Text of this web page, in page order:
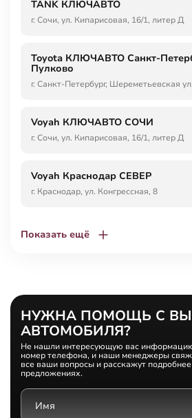
TANK КЛЮЧАВТО
г. Сочи, ул. Кипарисовая, 16/1, литер Д
Toyota КЛЮЧАВТО Санкт-
Пулково
г. Санкт-Петербург, Шереметьевская
Voyah КЛЮЧАВТО СОЧИ
г. Сочи, ул. Кипарисовая, 16/1, литер Д
Voyah Краснодар СЕВЕР
г. Краснодар, ул. Конгрессная, 8
Показать ещё
НУЖНА ПОМОЩЬ С
АВТОМОБИЛЯ?
Не нашли интересующую вас
номер телефона, и наши менеджеры
все ваши вопросы и расскажут
предложениях.